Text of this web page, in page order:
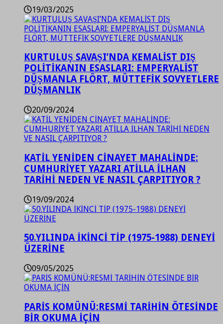
19/03/2025
KURTULUŞ SAVAŞI’NDA KEMALİST DIŞ
POLİTİKANIN ESASLARI: EMPERYALİST
DÜŞMANLA FLÖRT, MÜTTEFİK SOVYETLERE
DÜŞMANLIK
20/09/2024
KATİL YENİDEN CİNAYET MAHALİNDE:
CUMHURİYET YAZARI ATİLLA İLHAN
TARİHİ NEDEN VE NASIL ÇARPITIYOR ?
19/09/2024
50.YILINDA İKİNCİ TİP (1975-1988) DENEYİ
ÜZERİNE
09/05/2025
PARİS KOMÜNÜ:RESMİ TARİHİN ÖTESİNDE
BİR OKUMA İÇİN